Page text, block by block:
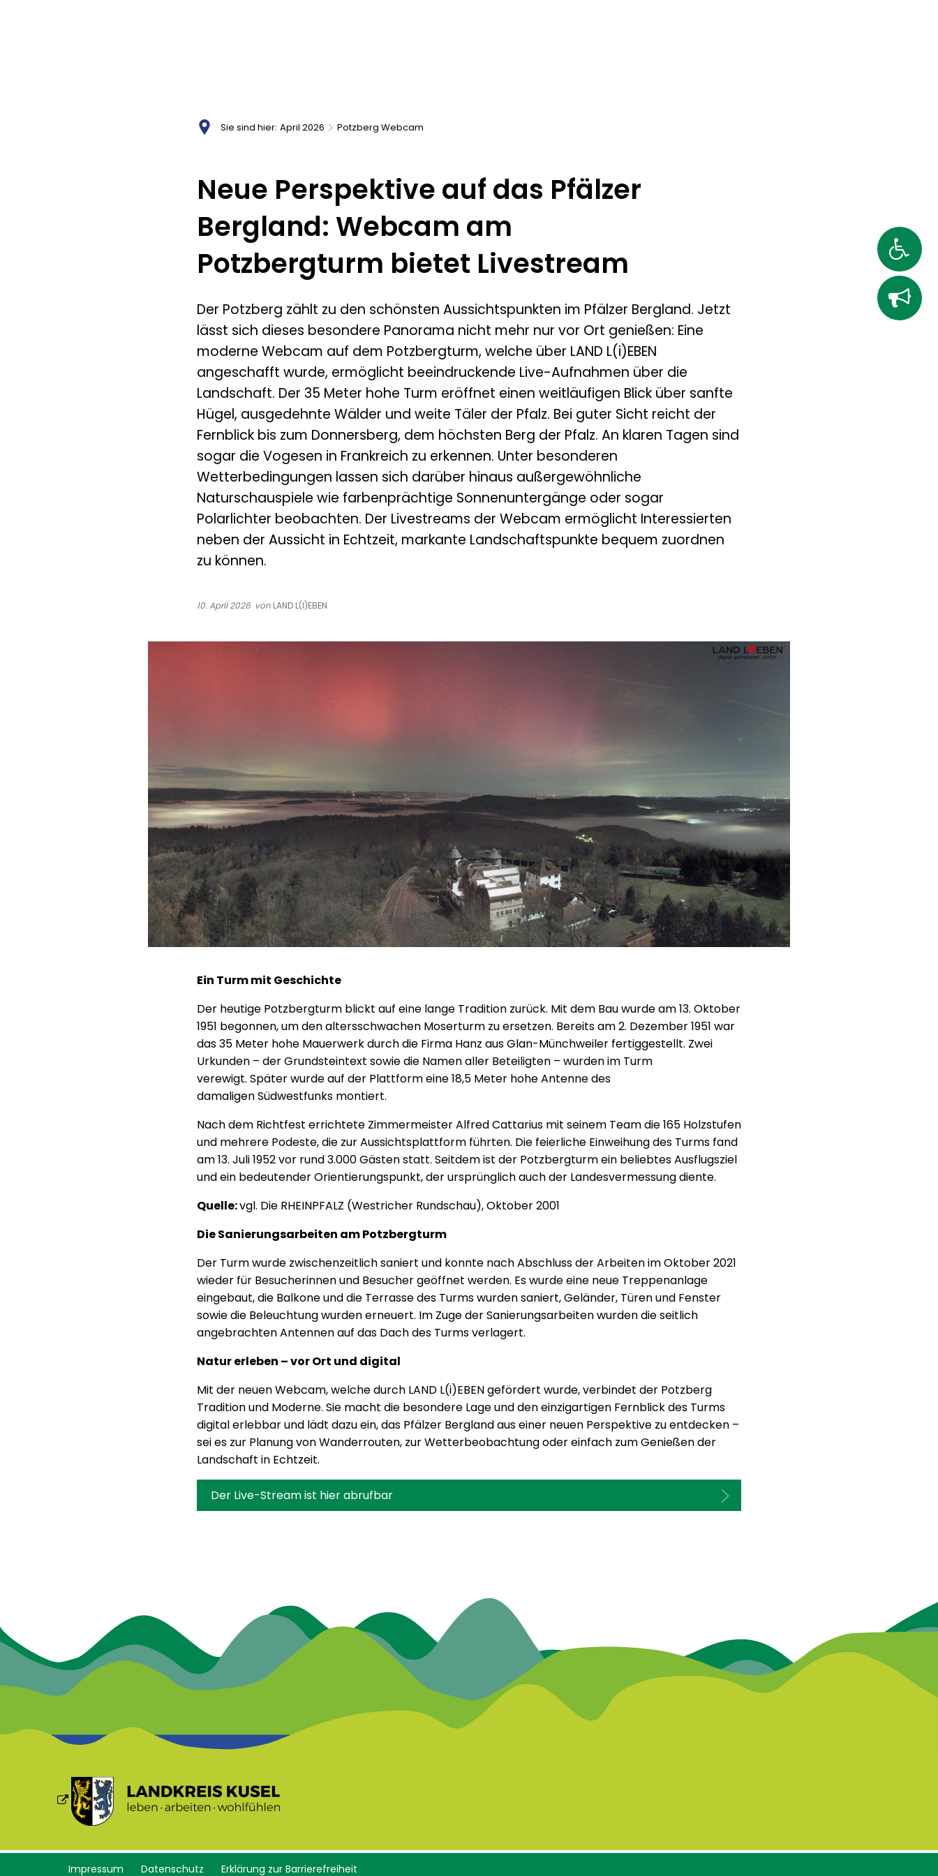
Sie sind hier: April 2026 Potzberg Webcam
Neue Perspektive auf das Pfälzer
Bergland: Webcam am
Potzbergturm bietet Livestream
Der Potzberg zählt zu den schönsten Aussichtspunkten im Pfälzer Bergland. Jetzt
lässt sich dieses besondere Panorama nicht mehr nur vor Ort genießen: Eine
moderne Webcam auf dem Potzbergturm, welche über LAND L(i)EBEN
angeschafft wurde, ermöglicht beeindruckende Live-Aufnahmen über die
Landschaft. Der 35 Meter hohe Turm eröffnet einen weitläufigen Blick über sanfte
Hügel, ausgedehnte Wälder und weite Täler der Pfalz. Bei guter Sicht reicht der
Fernblick bis zum Donnersberg, dem höchsten Berg der Pfalz. An klaren Tagen sind
sogar die Vogesen in Frankreich zu erkennen. Unter besonderen
Wetterbedingungen lassen sich darüber hinaus außergewöhnliche
Naturschauspiele wie farbenprächtige Sonnenuntergänge oder sogar
Polarlichter beobachten. Der Livestreams der Webcam ermöglicht Interessierten
neben der Aussicht in Echtzeit, markante Landschaftspunkte bequem zuordnen
zu können.
10. April 2026 von LAND L(I)EBEN
Ein Turm mit Geschichte
Der heutige Potzbergturm blickt auf eine lange Tradition zurück. Mit dem Bau wurde am 13. Oktober
1951 begonnen, um den altersschwachen Moserturm zu ersetzen. Bereits am 2. Dezember 1951 war
das 35 Meter hohe Mauerwerk durch die Firma Hanz aus Glan-Münchweiler fertiggestellt. Zwei
Urkunden – der Grundsteintext sowie die Namen aller Beteiligten – wurden im Turm
verewigt. Später wurde auf der Plattform eine 18,5 Meter hohe Antenne des
damaligen Südwestfunks montiert.
Nach dem Richtfest errichtete Zimmermeister Alfred Cattarius mit seinem Team die 165 Holzstufen
und mehrere Podeste, die zur Aussichtsplattform führten. Die feierliche Einweihung des Turms fand
am 13. Juli 1952 vor rund 3.000 Gästen statt. Seitdem ist der Potzbergturm ein beliebtes Ausflugsziel
und ein bedeutender Orientierungspunkt, der ursprünglich auch der Landesvermessung diente.
Quelle:vgl. Die RHEINPFALZ (Westricher Rundschau), Oktober 2001
Die Sanierungsarbeiten am Potzbergturm
Der Turm wurde zwischenzeitlich saniert und konnte nach Abschluss der Arbeiten im Oktober 2021
wieder für Besucherinnen und Besucher geöffnet werden. Es wurde eine neue Treppenanlage
eingebaut, die Balkone und die Terrasse des Turms wurden saniert, Geländer, Türen und Fenster
sowie die Beleuchtung wurden erneuert. Im Zuge der Sanierungsarbeiten wurden die seitlich
angebrachten Antennen auf das Dach des Turms verlagert.
Natur erleben – vor Ort und digital
Mit der neuen Webcam, welche durch LAND L(i)EBEN gefördert wurde, verbindet der Potzberg
Tradition und Moderne. Sie macht die besondere Lage und den einzigartigen Fernblick des Turms
digital erlebbar und lädt dazu ein, das Pfälzer Bergland aus einer neuen Perspektive zu entdecken –
sei es zur Planung von Wanderrouten, zur Wetterbeobachtung oder einfach zum Genießen der
Landschaft in Echtzeit.
Der Live-Stream ist hier abrufbar
Impressum Datenschutz Erklärung zur Barrierefreiheit